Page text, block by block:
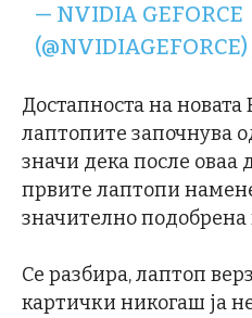
— NVIDIA GEFORCE
(@NVIDIAGEFORCE)
Достапноста на новата
лаптопите започнува
значи дека после оваа
првите лаптопи
значително подобрена
Се разбира, лаптоп
картички никогаш ја